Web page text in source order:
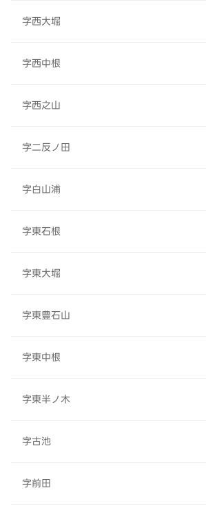
字西大堀
字西中根
字西之山
字二反ノ田
字白山浦
字東石根
字東大堀
字東豊石山
字東中根
字東半ノ木
字古池
字前田